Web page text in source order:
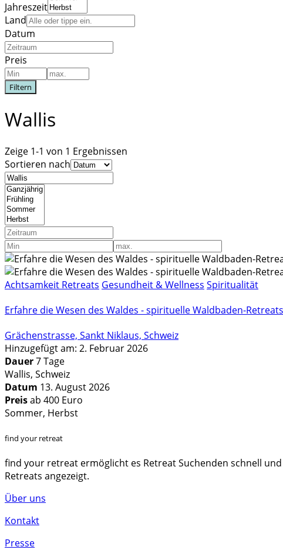
Jahreszeit
Land
Datum
Preis
Filtern
Wallis
Zeige 1-1 von 1 Ergebnissen
Sortieren nach
Achtsamkeit Retreats Gesundheit & Wellness Spiritualität
Erfahre die Wesen des Waldes - spirituelle Waldbaden-
Grächenstrasse, Sankt Niklaus, Schweiz
Hinzugefügt am: 2. Februar 2026
Dauer7 Tage
Wallis, Schweiz
Datum 13. August 2026
Preisab 400 Euro
Sommer, Herbst
find your retreat
find your retreat ermöglicht es Retreat Suchenden schnell
Retreats angezeigt.
Über uns
Kontakt
Presse